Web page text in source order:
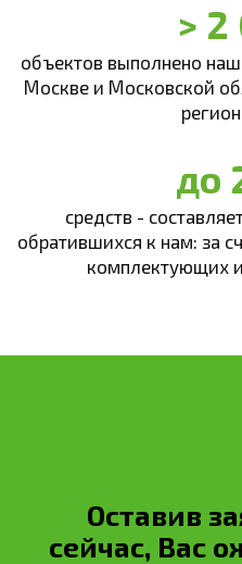
>
объектов выполнено
Москве и Московской
до
средств -
обратившихся к нам: за
комплектующих
Оставив
сейчас, Вас